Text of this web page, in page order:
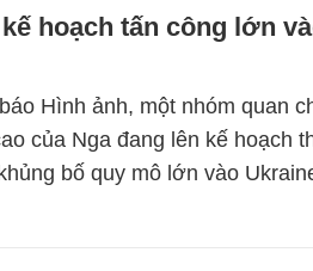
hoạch tấn công lớn
Hình ảnh, một nhóm quan
của Nga đang lên kế hoạch
bố quy mô lớn vào